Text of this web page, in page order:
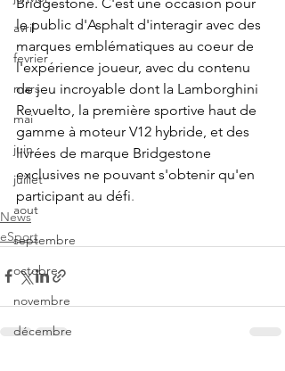
avril
fevrier
mars
mai
juin
juillet
aout
septembre
octobre
novembre
décembre
le public d'Asphalt d'interagir avec des
marques emblématiques au coeur de
l'expérience joueur, avec du contenu
de jeu incroyable dont la Lamborghini
Revuelto, la première sportive haut de
gamme à moteur V12 hybride, et des
livrées de marque Bridgestone
exclusives ne pouvant s'obtenir qu'en
participant au défi.
News
eSport